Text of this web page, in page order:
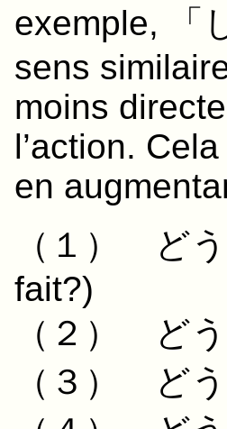
exemple, 「
sens
moins
l’action.
en
（１）
どう
fait?)
（２）
どう
（３）
どう